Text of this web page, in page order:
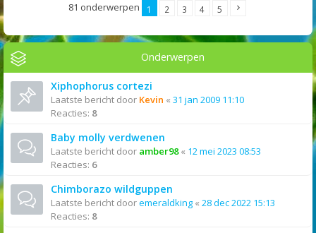
81 onderwerpen 1 2 3 4 5
Onderwerpen
Xiphophorus cortezi
Laatste bericht door Kevin « 31 jan 2009 11:10
Reacties: 8
Baby molly verdwenen
Laatste bericht door amber98« 12 mei 2023 08:53
Reacties: 6
Chimborazo wildguppen
Laatste bericht dooremeraldking « 28 dec 2022 15:13
Reacties: 8